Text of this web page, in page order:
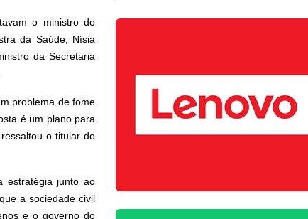
o ministro do
da Saúde, Nísia
da Secretaria
problema de fome
é um plano para
o titular do
estratégia junto ao
a sociedade civil
e o governo do